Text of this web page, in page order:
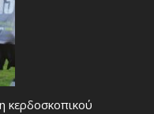
κερδοσκοπικού